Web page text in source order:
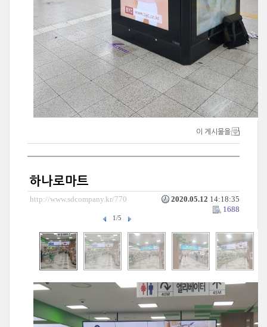
이 게시물을
하나로마트
http://www.sdcompany.kr/770 2020.05.12 14:18:35
1688
1/5